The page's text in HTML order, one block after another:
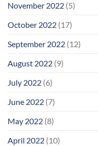
November 2022 (5)
October 2022 (17)
September 2022 (12)
August 2022 (9)
July 2022 (6)
June 2022 (7)
May 2022 (8)
April 2022 (10)